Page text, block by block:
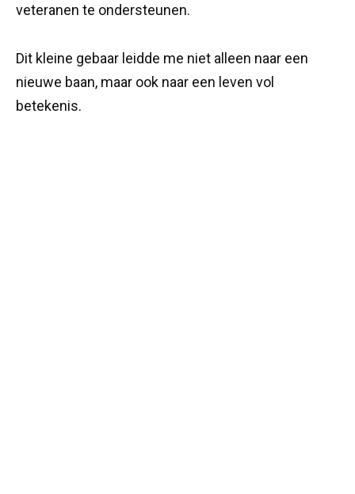
veteranen te ondersteunen.
Dit kleine gebaar leidde me niet alleen naar een
nieuwe baan, maar ook naar een leven vol
betekenis.